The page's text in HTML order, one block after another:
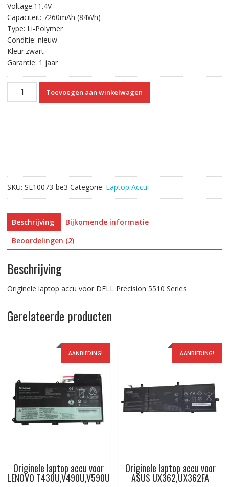
was:
€100.32.€56.69.
Voltage:11.4V
Capaciteit: 7260mAh (84Wh)
Type: Li-Polymer
Conditie: nieuw
Kleur:zwart
Garantie: 1 jaar
Originele
aantal
Toevoegen aan winkelwagen
SKU: SL10073-be3 Categorie: Laptop Accu
Beschrijving
Bijkomende informatie
Beoordelingen (2)
Beschrijving
Originele laptop accu voor DELL Precision 5510 Series
Gerelateerde producten
AANBIEDING!
Originele laptop accu voor
LENOVO T430U,V490U,V590U
AANBIEDING!
Originele laptop accu voor
ASUS UX362,UX362FA